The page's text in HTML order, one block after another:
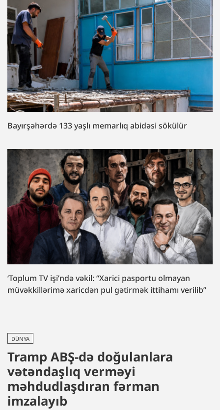
Bayırşəhərdə 133 yaşlı memarlıq abidəsi sökülür
‘Toplum TV işi’ndə vəkil: “Xarici pasportu olmayan
müvəkkillərimə xaricdən pul gətirmək ittihamı verilib”
DÜNYA
Tramp ABŞ-də doğulanlara
vətəndaşlıq verməyi
məhdudlaşdıran fərman
imzalayıb